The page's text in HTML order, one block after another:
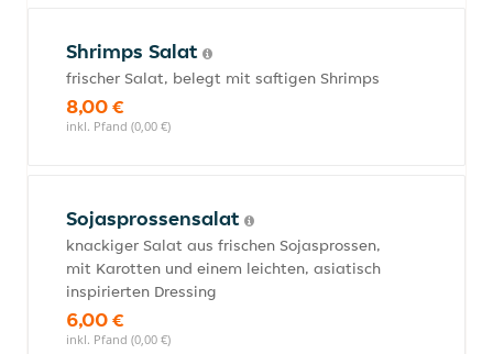
Shrimps Salat
frischer Salat, belegt mit saftigen Shrimps
8,00 €
inkl. Pfand (0,00 €)
Sojasprossensalat
knackiger Salat aus frischen Sojasprossen,
mit Karotten und einem leichten, asiatisch
inspirierten Dressing
6,00 €
inkl. Pfand (0,00 €)